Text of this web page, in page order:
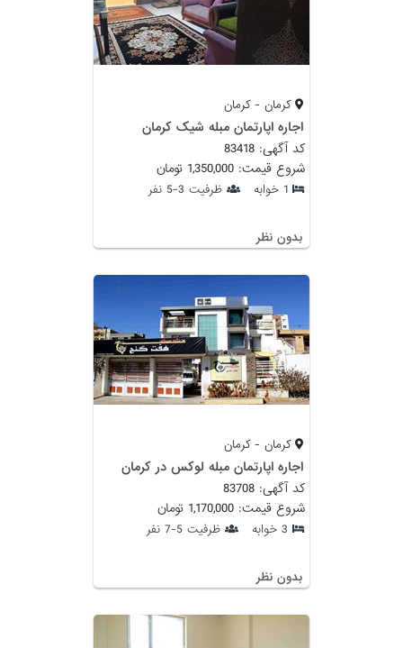
کرمان - کرمان
اجاره اپارتمان مبله شیک کرمان
کد آگهی: 83418
شروع قیمت: 1,350,000 تومان
1 خوابه ظرفیت 3-5 نفر
بدون نظر
کرمان - کرمان
اجاره اپارتمان مبله لوکس در کرمان
کد آگهی: 83708
شروع قیمت: 1,170,000 تومان
3 خوابه ظرفیت 5-7 نفر
بدون نظر